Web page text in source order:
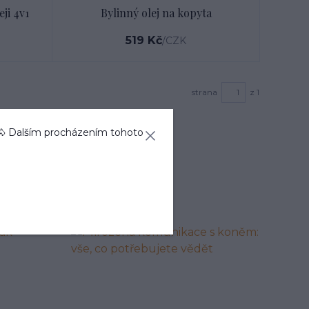
4v1 Bylinný olej na kopyta
519 Kč/CZK
strana z 1
Dalším procházením tohoto